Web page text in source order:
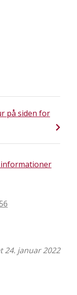
på siden for
24. januar 2022